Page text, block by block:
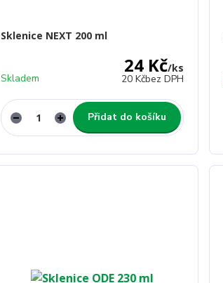
Sklenice NEXT 200 ml
24 Kč/ks
20 Kčbez DPH
Skladem
Přidat do košíku